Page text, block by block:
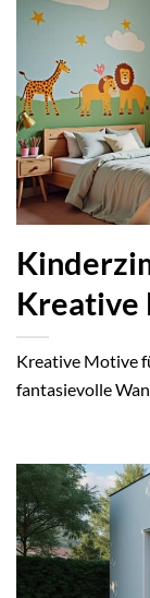
Kreative
Kreative Motive
fantasievolle